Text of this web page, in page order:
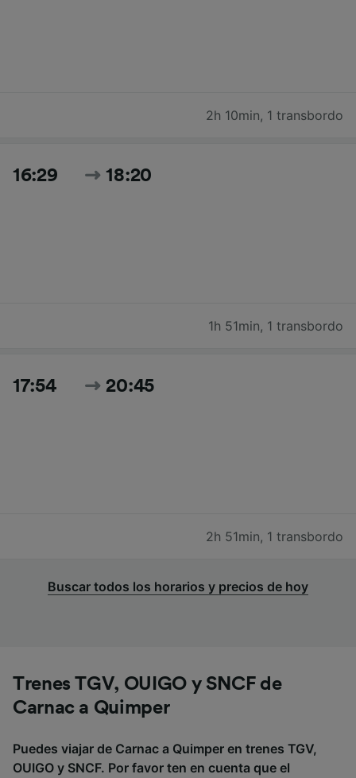
2h 10min, 1 transbordo
16:29 18:20
1h 51min, 1 transbordo
17:54 20:45
2h 51min, 1 transbordo
Buscar todos los horarios y precios de hoy
Trenes TGV, OUIGO y SNCF de
Carnac a Quimper
Puedes viajar de Carnac a Quimper en trenes TGV,
OUIGO y SNCF. Por favor ten en cuenta que el